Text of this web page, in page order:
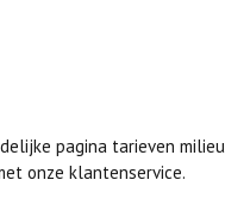
pagina tarieven
onze klantenservice.